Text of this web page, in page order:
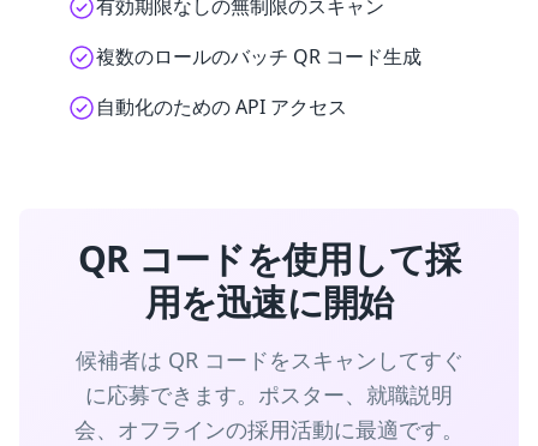
有効期限なしの無制限のスキャン
複数のロールのバッチ QR コード生成
自動化のための API アクセス
QR コードを使用して採
用を迅速に開始
候補者は QR コードをスキャンしてすぐ
に応募できます。ポスター、就職説明
会、オフラインの採用活動に最適です。